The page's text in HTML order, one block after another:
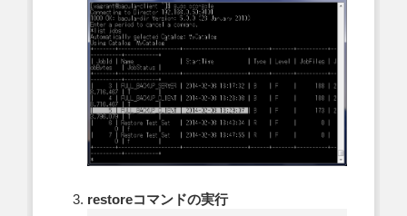
restoreコマンドの実行